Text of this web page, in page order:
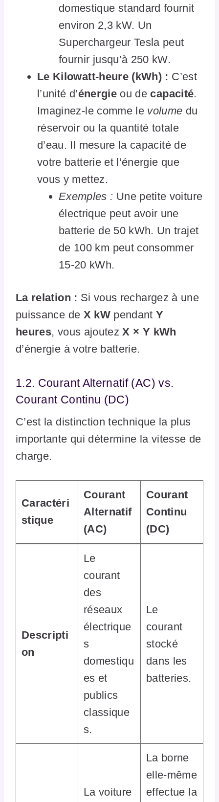
domestique standard fournit
environ 2,3 kW. Un
Superchargeur Tesla peut
fournir jusqu’à 250 kW.
Le Kilowatt-heure (kWh) : C’est
l’unité d’énergie ou de capacité.
Imaginez-le comme le volume du
réservoir ou la quantité totale
d’eau. Il mesure la capacité de
votre batterie et l’énergie que
vous y mettez.
Exemples : Une petite voiture
électrique peut avoir une
batterie de 50 kWh. Un trajet
de 100 km peut consommer
15-20 kWh.
La relation : Si vous rechargez à une
puissance de X kW pendantY
heures, vous ajoutezX × Y kWh
d’énergie à votre batterie.
1.2. Courant Alternatif (AC) vs.
Courant Continu (DC)
C’est la distinction technique la plus
importante qui détermine la vitesse de
charge.
Caractéri
stique
Courant
Alternatif
(AC)
Courant
Continu
(DC)
Descripti
on
Le
courant
des
réseaux
électrique
s
domestiqu
es et
publics
classique
s.
Le
courant
stocké
dans les
batteries.
La voiture
La borne
elle-même
effectue la